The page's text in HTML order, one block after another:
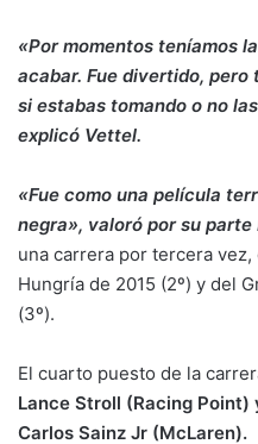
«Por momentos teníamos
acabar. Fue divertido,
si estabas tomando o no
explicó Vettel.
«Fue como una película
negra», valoró por su parte
una carrera por tercera
Hungría de 2015 (2º) y del
(3º).
El cuarto puesto de la
Lance Stroll (Racing
Carlos Sainz Jr (McLaren).